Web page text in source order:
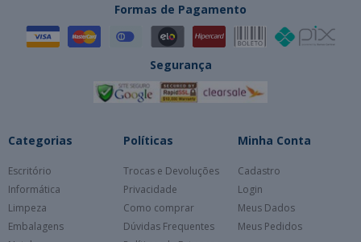
Formas de Pagamento
Segurança
Categorias
Escritório
Informática
Limpeza
Embalagens
Políticas
Trocas e Devoluções
Privacidade
Como comprar
Dúvidas Frequentes
Minha Conta
Cadastro
Login
Meus Dados
Meus Pedidos